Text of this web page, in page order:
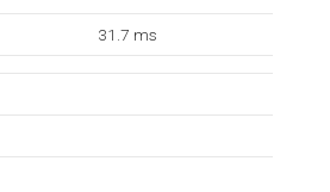
31.7 ms